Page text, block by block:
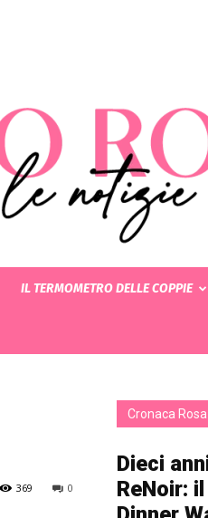
IL TERMOMETRO DELLE COPPIE
0
369
Cronaca Rosa
Dieci
ReNoir: